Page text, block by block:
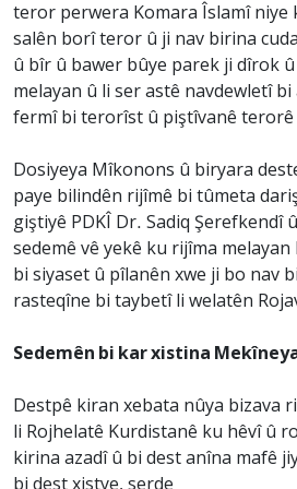
teror perwera Komara Îslamî niye
salên borî teror û ji nav birina
û bîr û bawer bûye parek ji dîrok
melayan û li ser astê navdewletî bi
fermî bi terorîst û piştîvanê
Dosiyeya Mîkonons û biryara
paye bilindên rijîmê bi tûmeta
giştiyê PDKÎ Dr. Sadiq Şerefkendî
sedemê vê yekê ku rijîma
bi siyaset û pîlanên xwe ji bo nav
rasteqîne bi taybetî li welatên
Sedemên bi kar xistina
Destpê kiran xebata nûya bizava
li Rojhelatê Kurdistanê ku hêvî û
kirina azadî û bi dest anîna mafê